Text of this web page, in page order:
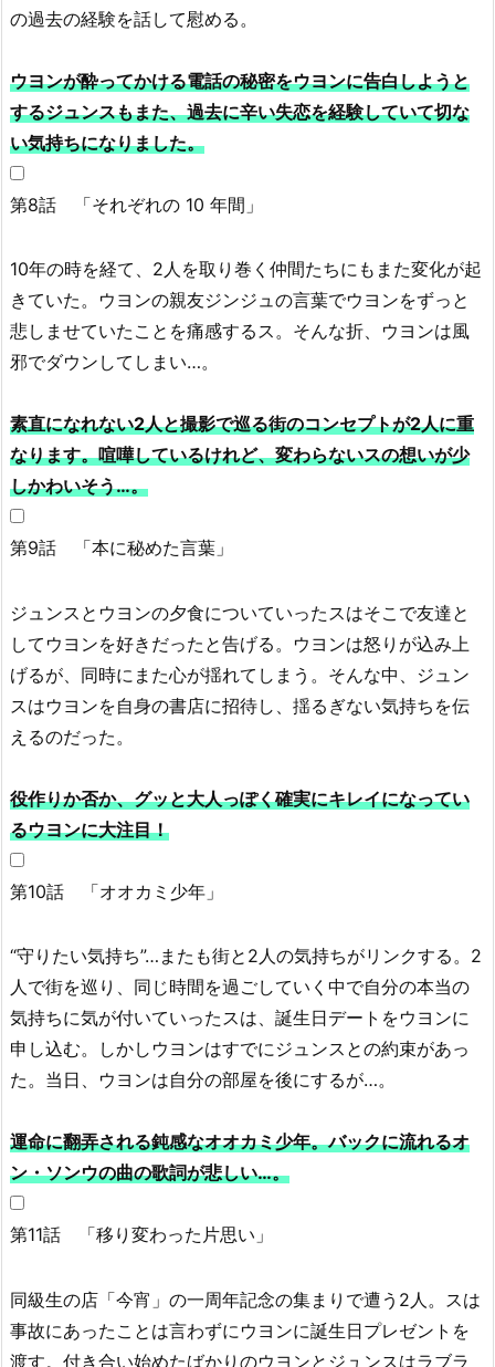
の過去の経験を話して慰める。
ウヨンが酔ってかける電話の秘密をウヨンに告白しようと
するジュンスもまた、過去に辛い失恋を経験していて切な
い気持ちになりました。
第8話 「それぞれの 10 年間」
10年の時を経て、2人を取り巻く仲間たちにもまた変化が起
きていた。ウヨンの親友ジンジュの言葉でウヨンをずっと
悲しませていたことを痛感するス。そんな折、ウヨンは風
邪でダウンしてしまい…。
素直になれない2人と撮影で巡る街のコンセプトが2人に重
なります。喧嘩しているけれど、変わらないスの想いが少
しかわいそう…。
第9話 「本に秘めた言葉」
ジュンスとウヨンの夕食についていったスはそこで友達と
してウヨンを好きだったと告げる。ウヨンは怒りが込み上
げるが、同時にまた心が揺れてしまう。そんな中、ジュン
スはウヨンを自身の書店に招待し、揺るぎない気持ちを伝
えるのだった。
役作りか否か、グッと大人っぽく確実にキレイになってい
るウヨンに大注目！
第10話 「オオカミ少年」
“守りたい気持ち”…またも街と2人の気持ちがリンクする。2
人で街を巡り、同じ時間を過ごしていく中で自分の本当の
気持ちに気が付いていったスは、誕生日デートをウヨンに
申し込む。しかしウヨンはすでにジュンスとの約束があっ
た。当日、ウヨンは自分の部屋を後にするが…。
運命に翻弄される鈍感なオオカミ少年。バックに流れるオ
ン・ソンウの曲の歌詞が悲しい…。
第11話 「移り変わった片思い」
同級生の店「今宵」の一周年記念の集まりで遭う2人。スは
事故にあったことは言わずにウヨンに誕生日プレゼントを
渡す。付き合い始めたばかりのウヨンとジュンスはラブラ